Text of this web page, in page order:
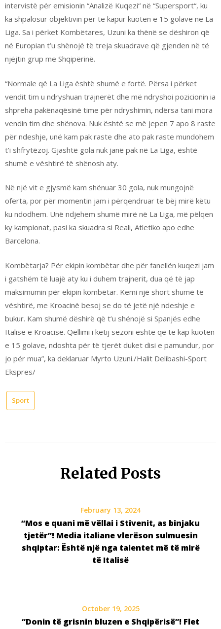
intervistë për emisionin “Analizë Kuqezi“ në “Supersport“, ku
ka shpalosur objektivin për të kapur kuotën e 15 golave në La
Liga. Sa i përket Kombëtares, Uzuni ka thënë se dëshiron që
në Europian t’u shënojë të treja skuadrave që gjenden në të
njëjtin grup me Shqipërinë.
“Normale që La Liga është shumë e fortë. Përsa i përket
vendit tim u ndryshuan trajnerët dhe më ndryshoi pozicionin ia
shpreha pakënaqësinë time për ndryshimin, ndërsa tani mora
vendin tim dhe shënova. Nuk është se më jepen 7 apo 8 raste
për ndeshje, unë kam pak raste dhe ato pak raste mundohem
t’i shfrytëzoj. Gjashtë gola nuk janë pak në La Liga, është
shumë e vështirë të shënosh aty.
Në një vit e gjysmë kam shënuar 30 gola, nuk mungojnë
oferta, por për momentin jam i përqendruar të bëj mirë këtu
ku ndodhem. Unë ndjehem shumë mirë në La Liga, më pëlqen
ky kampionat, pasi ka skuadra si Reali, Atletiko apo edhe
Barcelona.
Kombëtarja? Për ekipin kombëtar dhe për fanellën kuqezi jam
i gatshëm të luajë aty ku i duhem trajnerit, dua që të jap
maksimumin për ekipin kombëtar. Kemi një short shumë të
vështirë, me Kroacinë besoj se do të jetë një ndeshje e
bukur. Kam shumë dëshirë që t’u shënojë si Spanjës edhe
Italisë e Kroacisë. Qëllimi i këtij sezoni është që të kap kuotën
e 15 golave, ndoshta për të tjerët duket disi e pamundur, por
jo për mua”, ka deklaruar Myrto Uzuni./Halit Delibashi-Sport
Ekspres/
Sport
Related Posts
February 13, 2024
“Mos e quani më vëllai i Stivenit, as binjaku
tjetër”! Media italiane vlerëson sulmuesin
shqiptar: Është një nga talentet më të mirë
të Italisë
October 19, 2025
“Donin të grisnin bluzen e Shqipërisë”! Flet